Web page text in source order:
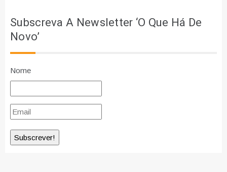
Subscreva A Newsletter ‘O Que Há De
Novo’
Nome